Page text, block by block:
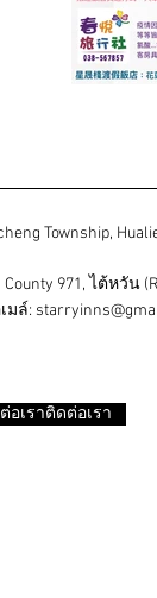
Township,
971, ไต้หวัน
มล์:
อเราติดต่อเรา